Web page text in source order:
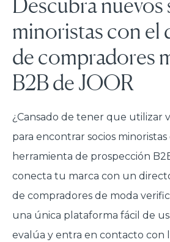
minoristas con el
de compradores
B2B de JOOR
¿Cansado de tener que utilizar
para encontrar socios
herramienta de prospección
conecta tu marca con un
de compradores de moda
una única plataforma fácil de
evalúa y entra en contacto con